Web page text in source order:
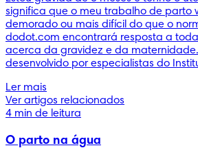
significa que o meu trabalho de parto
demorado ou mais difícil do que o
dodot.com encontrará resposta a
acerca da gravidez e da
desenvolvido por especialistas do
Ler mais
Ver artigos relacionados
4 min de leitura
O parto na água